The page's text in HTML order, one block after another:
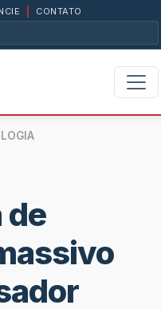
CONTATO
de